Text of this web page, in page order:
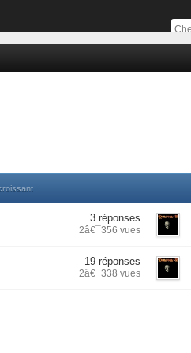
3 réponses
2â€¯356 vues
19 réponses
2â€¯338 vues